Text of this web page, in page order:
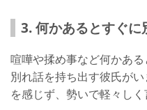
3. 何かあるとすぐ
喧嘩や揉め事など何かあ
別れ話を持ち出す彼氏が
を感じず、勢いで軽々し